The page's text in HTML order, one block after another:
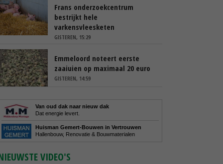
Frans onderzoekcentrum
bestrijkt hele
varkensvleesketen
GISTEREN, 15:29
Emmeloord noteert eerste
zaaiuien op maximaal 20 euro
GISTEREN, 14:59
Van oud dak naar nieuw dak
Dat energie levert.
Huisman Gemert-Bouwen in Vertrouwen
Hallenbouw, Renovatie & Bouwmaterialen
VIDEO'S